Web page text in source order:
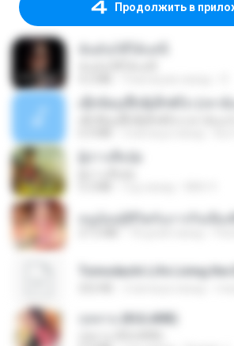
Продолжить в
หนูน้อยสู้ชีวิตกับภารกิจเลี้ยง
กุหลาบ (KULARB)